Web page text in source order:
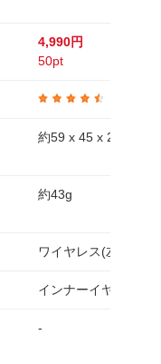
4,990円
50pt
約59 x 45 x 26mm
約43g
ワイヤレス(左右分離)
インナーイヤー型
-